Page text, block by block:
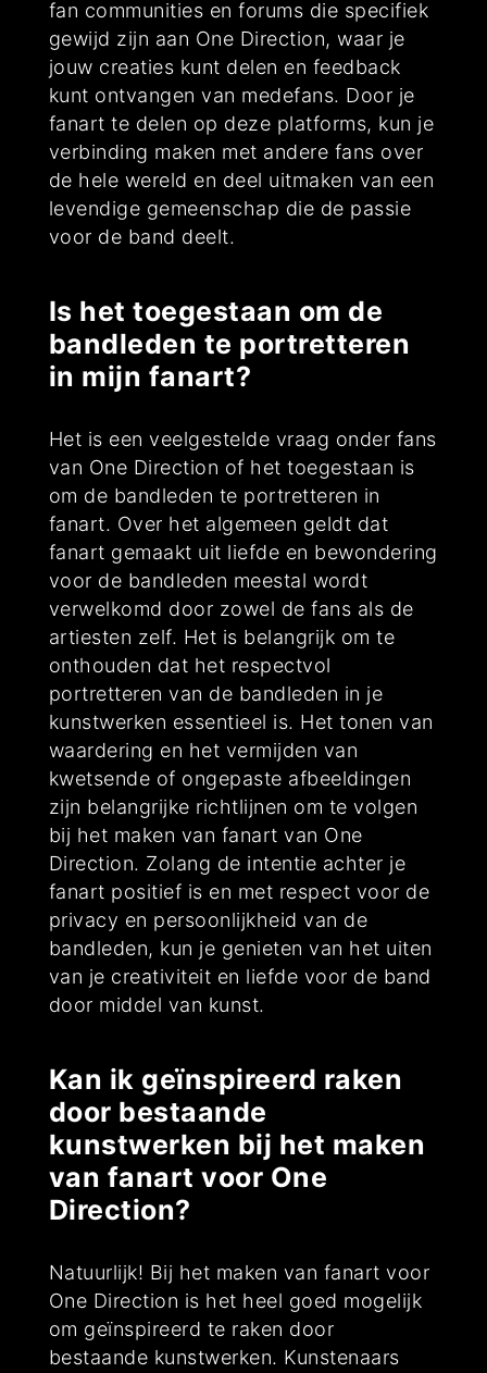
fan communities en forums die specifiek
gewijd zijn aan One Direction, waar je
jouw creaties kunt delen en feedback
kunt ontvangen van medefans. Door je
fanart te delen op deze platforms, kun je
verbinding maken met andere fans over
de hele wereld en deel uitmaken van een
levendige gemeenschap die de passie
voor de band deelt.
Is het toegestaan om de
bandleden te portretteren
in mijn fanart?
Het is een veelgestelde vraag onder fans
van One Direction of het toegestaan is
om de bandleden te portretteren in
fanart. Over het algemeen geldt dat
fanart gemaakt uit liefde en bewondering
voor de bandleden meestal wordt
verwelkomd door zowel de fans als de
artiesten zelf. Het is belangrijk om te
onthouden dat het respectvol
portretteren van de bandleden in je
kunstwerken essentieel is. Het tonen van
waardering en het vermijden van
kwetsende of ongepaste afbeeldingen
zijn belangrijke richtlijnen om te volgen
bij het maken van fanart van One
Direction. Zolang de intentie achter je
fanart positief is en met respect voor de
privacy en persoonlijkheid van de
bandleden, kun je genieten van het uiten
van je creativiteit en liefde voor de band
door middel van kunst.
Kan ik geïnspireerd raken
door bestaande
kunstwerken bij het maken
van fanart voor One
Direction?
Natuurlijk! Bij het maken van fanart voor
One Direction is het heel goed mogelijk
om geïnspireerd te raken door
bestaande kunstwerken. Kunstenaars